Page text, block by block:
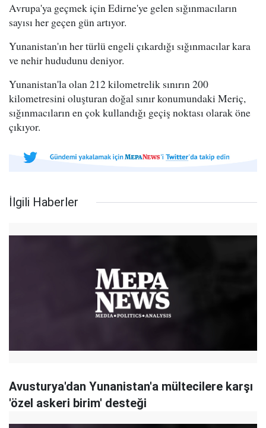
Avrupa'ya geçmek için Edirne'ye gelen sığınmacıların
sayısı her geçen gün artıyor.
Yunanistan'ın her türlü engeli çıkardığı sığınmacılar kara
ve nehir hududunu deniyor.
Yunanistan'la olan 212 kilometrelik sınırın 200
kilometresini oluşturan doğal sınır konumundaki Meriç,
sığınmacıların en çok kullandığı geçiş noktası olarak öne
çıkıyor.
İlgili Haberler
Avusturya'dan Yunanistan'a mültecilere karşı
'özel askeri birim' desteği